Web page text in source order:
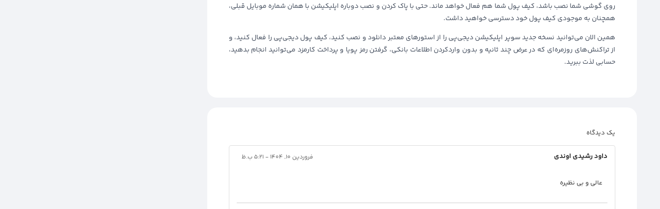
روی گوشی شما نصب باشد، کیف پول شما هم فعال خواهد ماند. حتی با پاک کردن و نصب دوباره اپلیکیشن با همان شماره موبایل قبلی،
همچنان به موجودی کیف پول خود دسترسی خواهید داشت.
همین الان می‌توانید نسخه‌ جدید سوپر اپلیکیشن دیجی‌پی را از استورهای معتبر دانلود و نصب کنید، کیف پول دیجی‌پی را فعال کنید، و
از تراکنش‌های روزمره‌ای که در عرض چند ثانیه و بدون واردکردن اطلاعات بانکی، گرفتن رمز پویا و پرداخت کارمزد می‌توانید انجام بدهید،
حسابی لذت ببرید.
یک دیدگاه
داود رشيدي اوندي فروردین ۱۰, ۱۴۰۴ - ۵:۲۱ ب.ظ
عالي و بي نظيره